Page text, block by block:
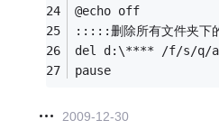
@echo off
:::::删除所有文件夹下
del d:\**** /f/s/q/a
pause
2009-12-30